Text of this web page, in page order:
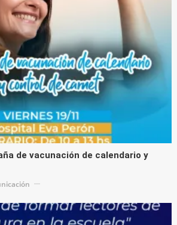
de vacunación de calendario y